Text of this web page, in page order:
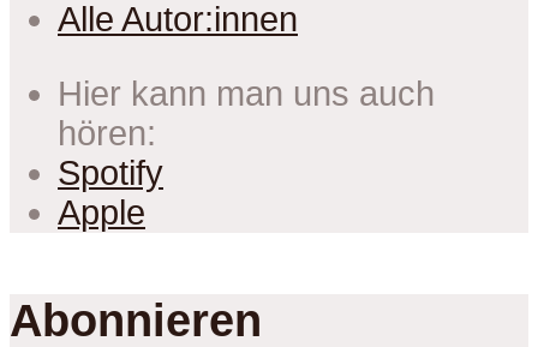
Alle Autor:innen
Hier kann man uns auch
hören:
Spotify
Apple
Abonnieren